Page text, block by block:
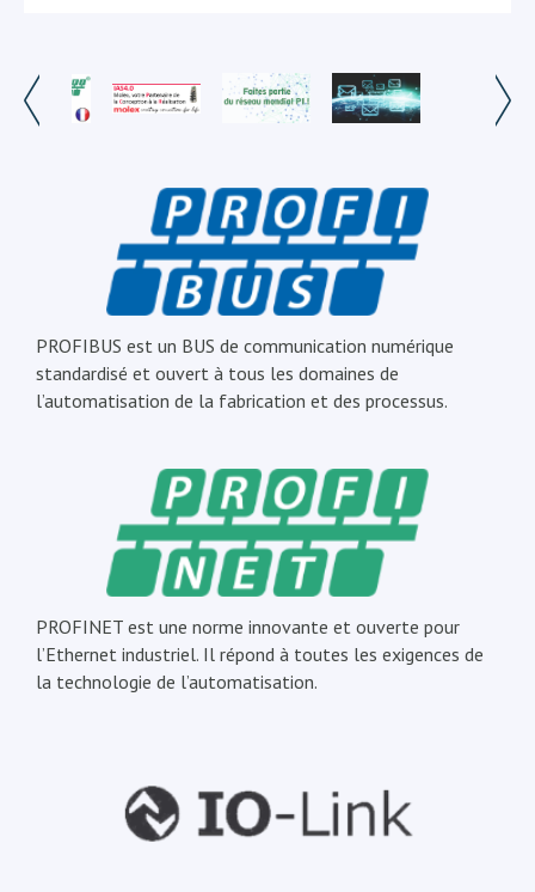
PROFIBUS est un BUS de communication numérique
standardisé et ouvert à tous les domaines de
l’automatisation de la fabrication et des processus.
PROFINET est une norme innovante et ouverte pour
l’Ethernet industriel. Il répond à toutes les exigences de
la technologie de l’automatisation.